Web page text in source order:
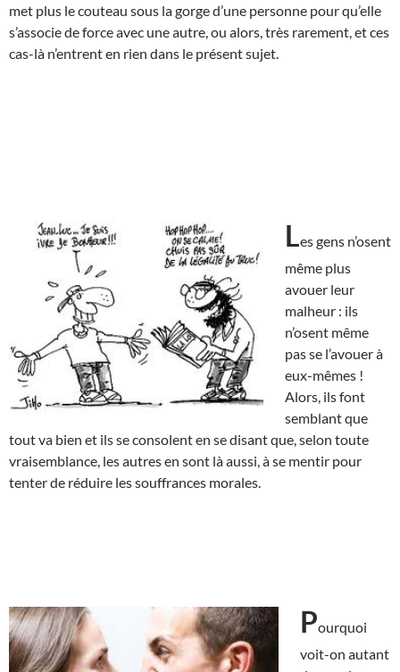
met plus le couteau sous la gorge d’une personne pour qu’elle
s’associe de force avec une autre, ou alors, très rarement, et ces
cas-là n’entrent en rien dans le présent sujet.
Les gens n’osent
même plus
avouer leur
malheur : ils
n’osent même
pas se l’avouer à
eux-mêmes !
Alors, ils font
semblant que
tout va bien et ils se consolent en se disant que, selon toute
vraisemblance, les autres en sont là aussi, à se mentir pour
tenter de réduire les souffrances morales.
Pourquoi
voit-on autant